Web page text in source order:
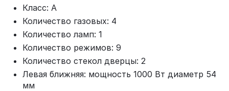
Класс: A
Количество газовых: 4
Количество ламп: 1
Количество режимов: 9
Количество стекол дверцы: 2
Левая ближняя: мощность 1000 Вт диаметр 54
мм